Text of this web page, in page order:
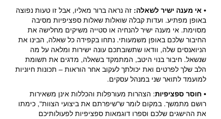
• אי מענה ישיר לשאלה: זה נראה ברור מאליו, אבל זו טעות נפוצה
באופן מפתיע. ועדות קבלה שואלות שאלות ספציפיות מסיבה
מסוימת. אי מענה ישיר להנחיה או סטייה משיקים מחלישה את
החיבור שלכם באופן משמעותי. נתחו בקפידה כל שאלה, הבינו את
הניואנסים שלה, וודאו שתשובתכם עונה ישירות ומלאה על מה
שנשאל. חיבור בנוי היטב, המתמקד בשאלה, מדגים את תשומת
הלב שלך לפרטים ואת יכולתך לעקוב אחר הוראות – תכונות חיוניות
למועמד לתואר שני במנהל עסקים.
• חוסר ספציפיות: הצהרות מעורפלות והכללות אינן משאירות
רושם מתמשך. במקום לומר ש"שיפרתם את ביצועי הצוות", כימתו
את ההישגים שלכם וספרו דוגמאות ספציפיות לפעולותיכם